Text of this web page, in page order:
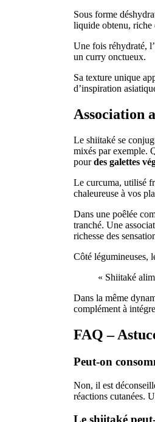
Sous forme
liquide obtenu, riche
Une fois réhydraté,
un curry onctueux.
Sa texture unique
d’inspiration
Association
Le shiitaké se
mixés par exemple.
pourdes galettes
Le curcuma, utilisé
chaleureuse à vos
Dans une poêlée
tranché. Une
richesse des
Côté légumineuses,
« Shiitaké
Dans la même
complément à
FAQ –
Peut-on
Non, il est
réactions cutanées.